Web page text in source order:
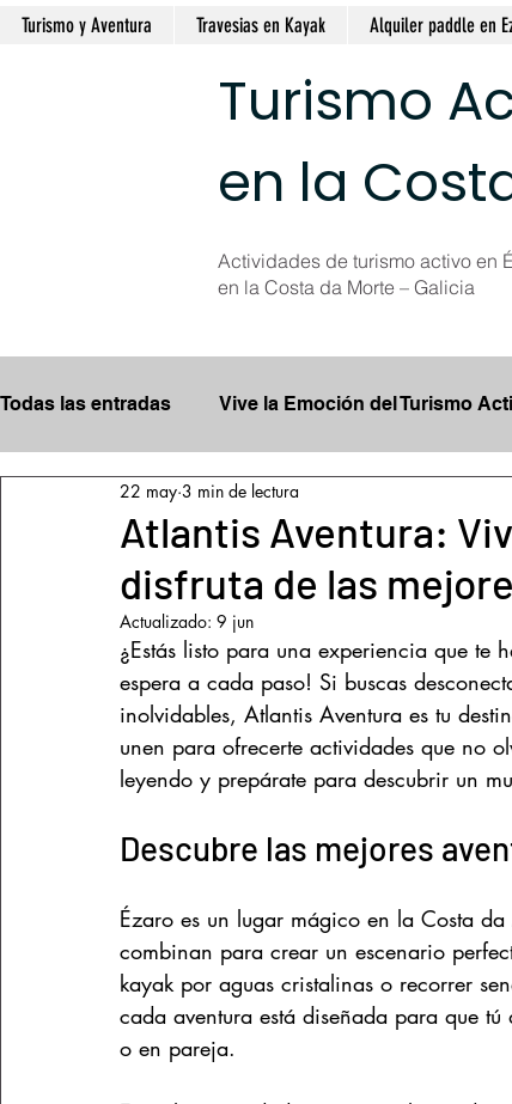
Turismo y Aventura Travesias en Kayak Alquiler paddle en
Turismo
en la
Actividades de turismo activo en
en la Costa da Morte – Galicia
Todas las entradas Vive la Emoción del Turismo
Explora las Cascadas Espectaculares
Prevención y seguridad Lugares Costa da
Atlantis Aventura:
disfruta de las
22 may 3 min de lectura
Actualizado: 9 jun
¿Estás listo para una experiencia que te
espera a cada paso! Si buscas
inolvidables, Atlantis Aventura es tu
unen para ofrecerte actividades que no
leyendo y prepárate para descubrir un
Descubre las mejores
Ézaro es un lugar mágico en la Costa
combinan para crear un escenario
kayak por aguas cristalinas o recorrer
cada aventura está diseñada para que
o en pareja.